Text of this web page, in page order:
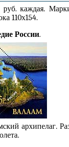
каждая.
110х154.
России.
архипелаг.